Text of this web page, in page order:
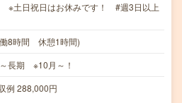
※土日祝日はお休みです！ #週3日以上
8時間 休憩1時間)
長期 ※10月～！
例 288,000円